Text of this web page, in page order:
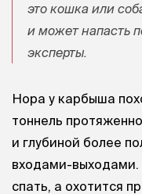
это кошка или
и может напасть
эксперты.
Нора у карбыша
тоннель
и глубиной более
входами-
спать, а охотится